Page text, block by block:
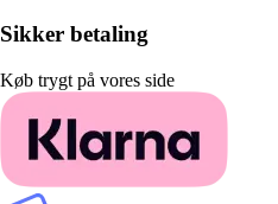
Sikker betaling
Køb trygt på vores side